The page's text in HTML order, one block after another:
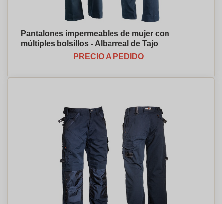
Pantalones impermeables de mujer con
múltiples bolsillos - Albarreal de Tajo
PRECIO A PEDIDO